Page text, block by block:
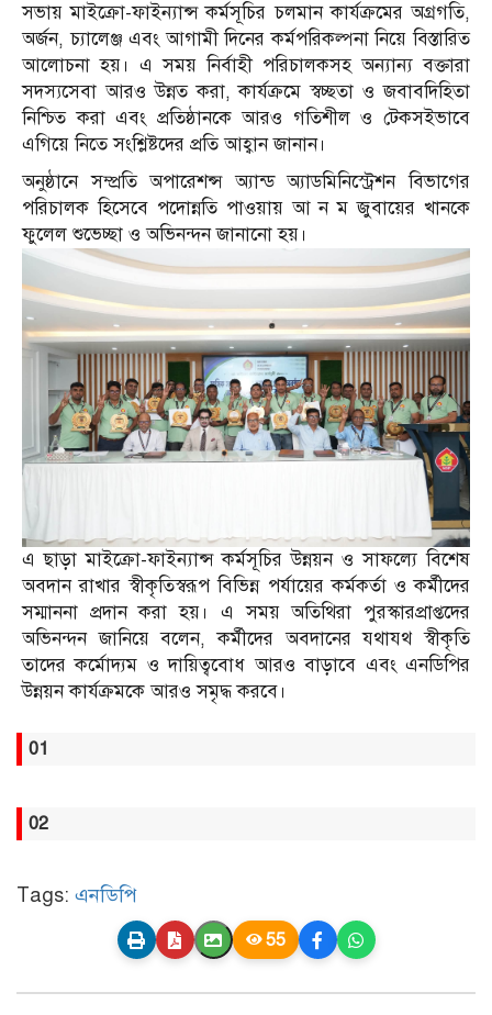
সভায় মাইক্রো-ফাইন্যান্স কর্মসূচির চলমান কার্যক্রমের অগ্রগতি,
অর্জন, চ্যালেঞ্জ এবং আগামী দিনের কর্মপরিকল্পনা নিয়ে বিস্তারিত
আলোচনা হয়। এ সময় নির্বাহী পরিচালকসহ অন্যান্য বক্তারা
সদস্যসেবা আরও উন্নত করা, কার্যক্রমে স্বচ্ছতা ও জবাবদিহিতা
নিশ্চিত করা এবং প্রতিষ্ঠানকে আরও গতিশীল ও টেকসইভাবে
এগিয়ে নিতে সংশ্লিষ্টদের প্রতি আহ্বান জানান।
অনুষ্ঠানে সম্প্রতি অপারেশন্স অ্যান্ড অ্যাডমিনিস্ট্রেশন বিভাগের
পরিচালক হিসেবে পদোন্নতি পাওয়ায় আ ন ম জুবায়ের খানকে
ফুলেল শুভেচ্ছা ও অভিনন্দন জানানো হয়।
এ ছাড়া মাইক্রো-ফাইন্যান্স কর্মসূচির উন্নয়ন ও সাফল্যে বিশেষ
অবদান রাখার স্বীকৃতিস্বরূপ বিভিন্ন পর্যায়ের কর্মকর্তা ও কর্মীদের
সম্মাননা প্রদান করা হয়। এ সময় অতিথিরা পুরস্কারপ্রাপ্তদের
অভিনন্দন জানিয়ে বলেন, কর্মীদের অবদানের যথাযথ স্বীকৃতি
তাদের কর্মোদ্যম ও দায়িত্ববোধ আরও বাড়াবে এবং এনডিপির
উন্নয়ন কার্যক্রমকে আরও সমৃদ্ধ করবে।
01
02
Tags: এনডিপি
55